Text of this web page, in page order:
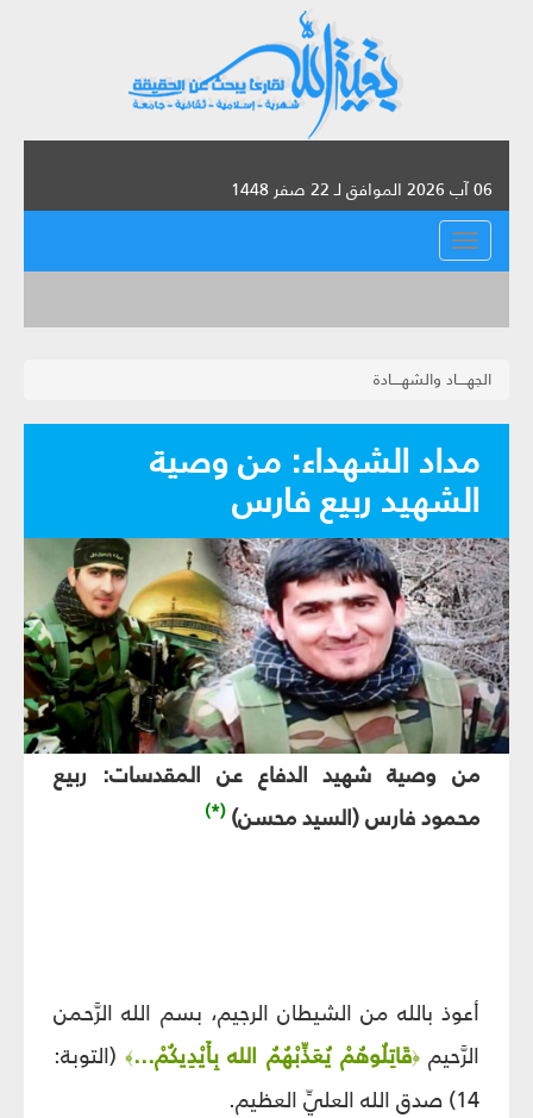
06 آب 2026 الموافق لـ 22 صفر 1448
القائمة
الجهــــاد والشهــــادة
مداد الشهداء: من وصية
الشهيد ربيع فارس
من وصية شهيد الدفاع عن المقدسات: ربيع
محمود فارس (السيد محسن) (*)
أعوذ بالله من الشيطان الرجيم، بسم الله الرَّحمن
الرَّحيم﴿قَاتِلُوهُمْ يُعَذِّبْهُمُ الله بِأَيْدِيكُمْ...﴾(التوبة:
14) صدق الله العليِّ العظيم.